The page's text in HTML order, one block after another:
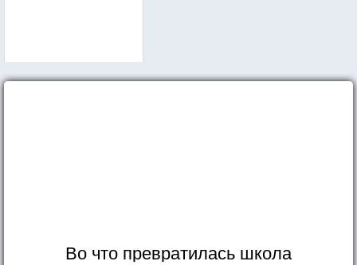
Во что превратилась школа